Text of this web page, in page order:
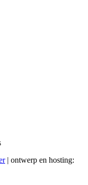
| ontwerp en hosting: